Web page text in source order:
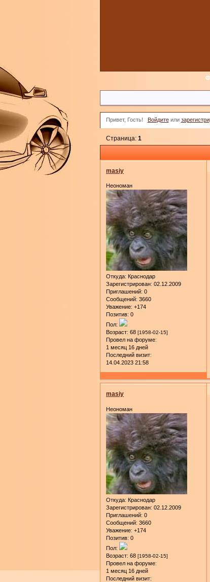
Привет, Гость! Войдитеили
Страница:1
masiy
Неономан
Откуда: Краснодар
Зарегистрирован: 02.12.2009
Приглашений: 0
Сообщений: 3660
Уважение: +174
Позитив: 0
Пол:
Возраст: 68 [1958-02-15]
Провел на форуме:
1 месяц 16 дней
Последний визит:
14.04.2023 21:58
masiy
Неономан
Откуда: Краснодар
Зарегистрирован: 02.12.2009
Приглашений: 0
Сообщений: 3660
Уважение: +174
Позитив: 0
Пол:
Возраст: 68 [1958-02-15]
Провел на форуме:
1 месяц 16 дней
Последний визит: